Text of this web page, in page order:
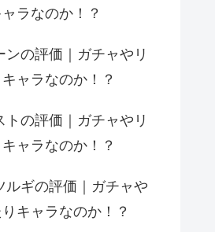
ラなのか！？
ンの評価｜ガチャやリ
ャラなのか！？
トの評価｜ガチャやリ
ャラなのか！？
ルギの評価｜ガチャや
キャラなのか！？